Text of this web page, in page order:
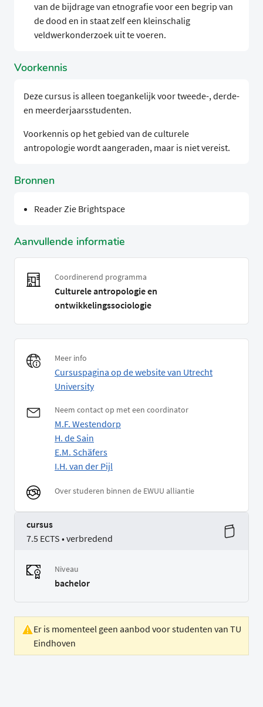
van de bijdrage van etnografie voor een begrip van
de dood en in staat zelf een kleinschalig
veldwerkonderzoek uit te voeren.
Voorkennis
Deze cursus is alleen toegankelijk voor tweede-, derde-
en meerderjaarsstudenten.
Voorkennis op het gebied van de culturele
antropologie wordt aangeraden, maar is niet vereist.
Bronnen
Reader Zie Brightspace
Aanvullende informatie
Coordinerend programma
Culturele antropologie en
ontwikkelingssociologie
Meer info
Cursuspagina op de website van Utrecht
University
Neem contact op met een coordinator
M.F. Westendorp
H. de Sain
E.M. Schäfers
I.H. van der Pijl
Over studeren binnen de EWUU alliantie
cursus
7.5 ECTS • verbredend
Niveau
bachelor
Er is momenteel geen aanbod voor studenten van TU
Eindhoven